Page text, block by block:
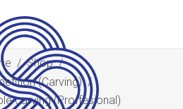
/Shop/
(Carving)/
carving (Proffesional)